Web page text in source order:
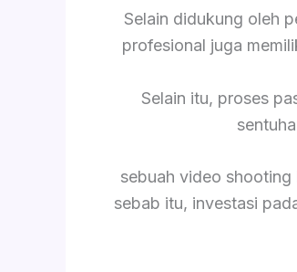
Selain didukung oleh
profesional juga
Selain itu, proses
sebuah video shooting
sebab itu, investasi